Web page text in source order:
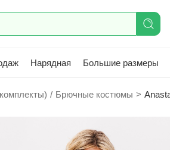
Нарядная Большие размеры
/ Брючные костюмы >